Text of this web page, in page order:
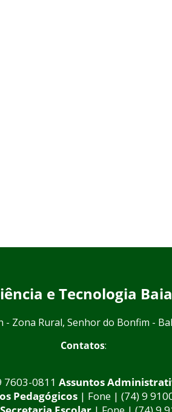
e Tecnologia
- Zona Rural, Senhor do Bonfim -
Contatos:
7603-0811 Assuntos
Pedagógicos | Fone | (74) 9